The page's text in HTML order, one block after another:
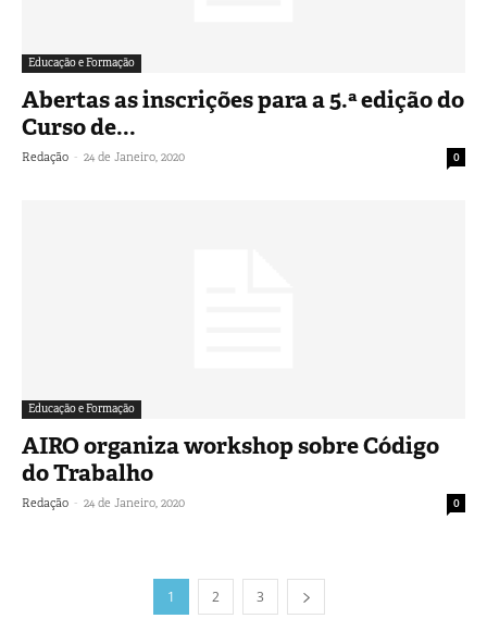
Educação e Formação
Abertas as inscrições para a 5.ª edição do
Curso de...
Redação - 24 de Janeiro, 2020 0
Educação e Formação
AIRO organiza workshop sobre Código
do Trabalho
Redação - 24 de Janeiro, 2020 0
1 2 3